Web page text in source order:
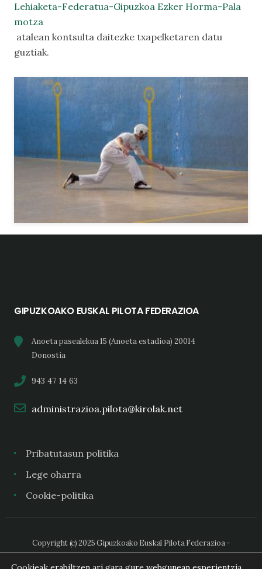
Lehiaketa-Federatua-Gipuzkoa Ezker Horma-Pala
motza
atalean kontsulta daitezke txapelketaren datu
guztiak.
GIPUZKOAKO EUSKAL PILOTA FEDERAZIOA
Anoeta pasealekua 15 (Anoeta estadioa) 20014
Donostia
943 47 14 63
administrazioa.pilota@kirolak.net
Pribatutasun politika
Lege oharra
Cookie-politika
Copyright (c) 2025 Gipuzkoako Euskal Pilota Federazioa -